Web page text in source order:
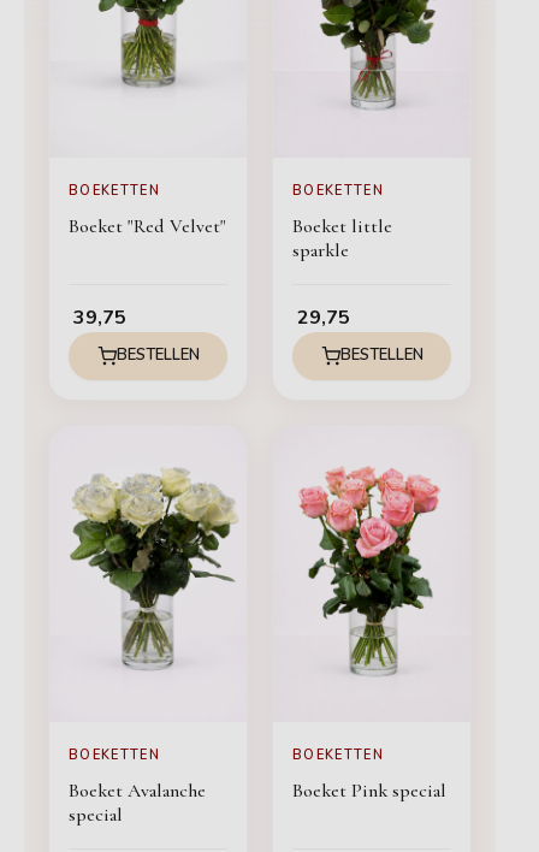
BOEKETTEN
Boeket "Red Velvet"
39,75
BESTELLEN
BOEKETTEN
Boeket little
sparkle
29,75
BESTELLEN
BOEKETTEN
Boeket Avalanche
special
BOEKETTEN
Boeket Pink special